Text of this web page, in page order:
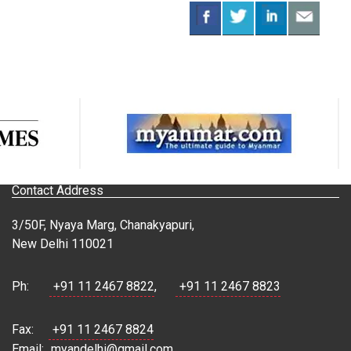
Contact Address
3/50F, Nyaya Marg, Chanakyapuri,
New Delhi 110021
Ph: +91 11 2467 8822, +91 11 2467 8823
Fax:
+91 11 2467 8824